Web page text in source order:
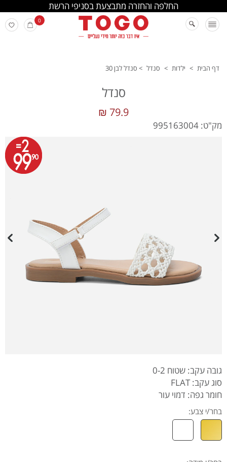
החלפה והחזרה מתבצעת בסניפי הרשת
0
דף הבית > ילדות > סנדל > סנדל לבן 30
סנדל
79.9 ₪
מק"ט: 995163004
גובה עקב: שטוח 0-2
סוג עקב: FLAT
חומר גפה: דמוי עור
בחר/י צבע: